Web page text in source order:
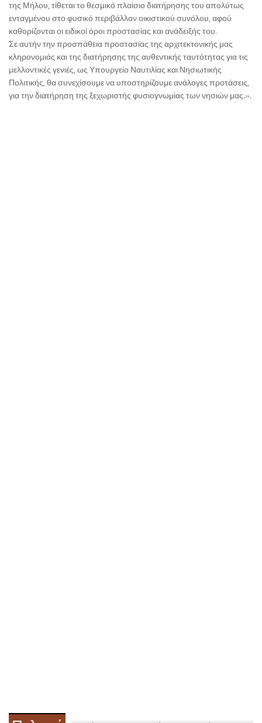
της Μήλου, τίθεται το θεσμικό πλαίσιο διατήρησης του απολύτως
ενταγμένου στο φυσικό περιβάλλον οικιστικού συνόλου, αφού
καθορίζονται οι ειδικοί όροι προστασίας και ανάδειξής του.
Σε αυτήν την προσπάθεια προστασίας της αρχιτεκτονικής μας
κληρονομιάς και της διατήρησης της αυθεντικής ταυτότητας για τις
μελλοντικές γενιές, ως Υπουργείο Ναυτιλίας και Νησιωτικής
Πολιτικής, θα συνεχίσουμε να υποστηρίζουμε ανάλογες προτάσεις,
για την διατήρηση της ξεχωριστής φυσιογνωμίας των νησιών μας.».